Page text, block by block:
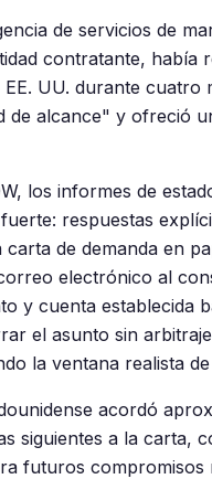
de servicios de
contratante,
UU. durante
de alcance" y ofreció
los informes de
respuestas
carta de demanda en
electrónico al
y cuenta establecida
el asunto sin
la ventana realista
acordó
siguientes a la
futuros compromisos